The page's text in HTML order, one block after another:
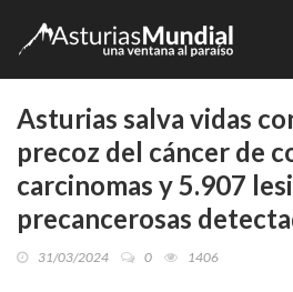
Asturias salva vidas
precoz del cáncer de
carcinomas y 5.907
precancerosas
31/03/2024 0 1406